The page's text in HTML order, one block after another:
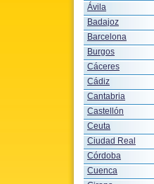
Ávila
Badajoz
Barcelona
Burgos
Cáceres
Cádiz
Cantabria
Castellón
Ceuta
Ciudad Real
Córdoba
Cuenca